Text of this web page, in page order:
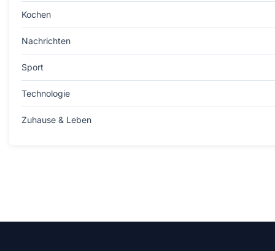
Kochen
Nachrichten
Sport
Technologie
Zuhause & Leben